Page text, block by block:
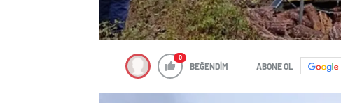
0
BEĞENDİM ABONE OL